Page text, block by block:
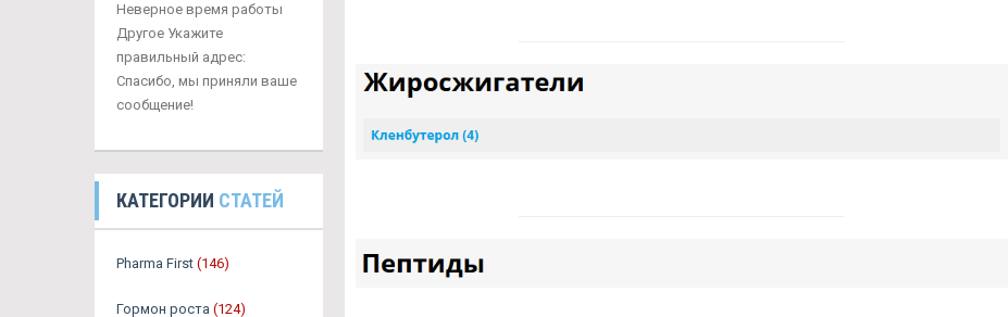
Неверное время работы
Другое Укажите
правильный адрес:
Спасибо, мы приняли ваше
сообщение!
КАТЕГОРИИ СТАТЕЙ
Pharma First (146)
Гормон роста (124)